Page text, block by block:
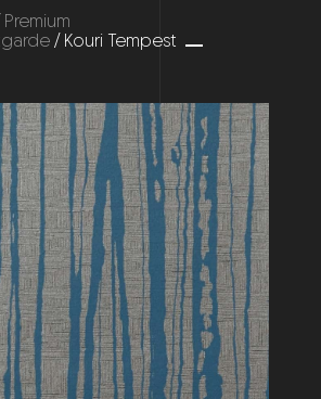
Premium
/ Kouri Tempest